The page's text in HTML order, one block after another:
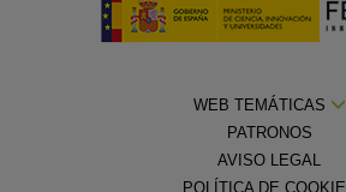
WEB TEMÁTICAS
PATRONOS
AVISO LEGAL
POLÍTICA DE